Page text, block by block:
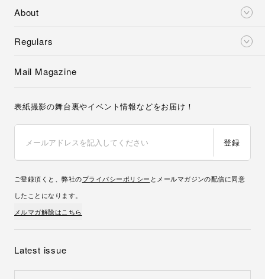
About
Regulars
Mail Magazine
表紙撮影の舞台裏やイベント情報などをお届け！
登録
ご登録頂くと、弊社のプライバシーポリシー とメールマガジンの配信に同意
したことになります。
メルマガ解除はこちら
Latest issue